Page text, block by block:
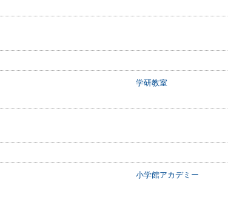
学研教室
小学館アカデミー